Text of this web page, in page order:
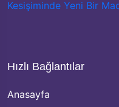
Hızlı Bağlantılar
Anasayfa